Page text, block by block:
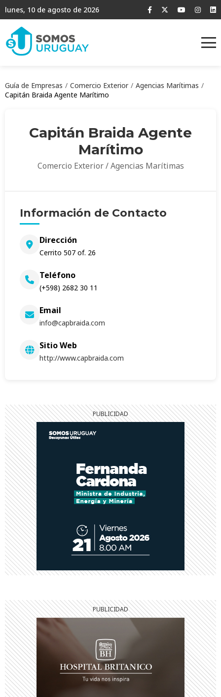
lunes, 10 de agosto de 2026
Guía de Empresas Comercio Exterior
Agencias Marítimas
Capitán Braida Agente Marítimo
Capitán Braida Agente
Marítimo
Comercio Exterior / Agencias Marítimas
Información de Contacto
Dirección
Cerrito 507 of. 26
Teléfono
(+598) 2682 30 11
Email
info@capbraida.com
Sitio Web
http://www.capbraida.com